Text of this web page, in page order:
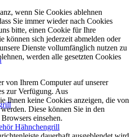
Hähnchengrill
wenn Sie Cookies ablehnen
Sie immer wieder nach Cookies
bitte, einen Cookie für Ihre
können sich jederzeit abmelden oder
Dienste vollumfänglich nutzen zu
werden alle gesetzten Cookies
von Ihrem Computer auf unserer
zur Verfügung. Aus
Ihnen keine Cookies anzeigen, die von
Diese können Sie in den
einsehen.